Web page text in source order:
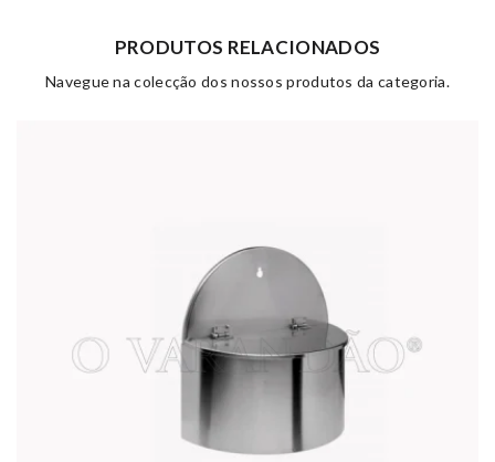
PRODUTOS RELACIONADOS
Navegue na colecção dos nossos produtos da categoria.